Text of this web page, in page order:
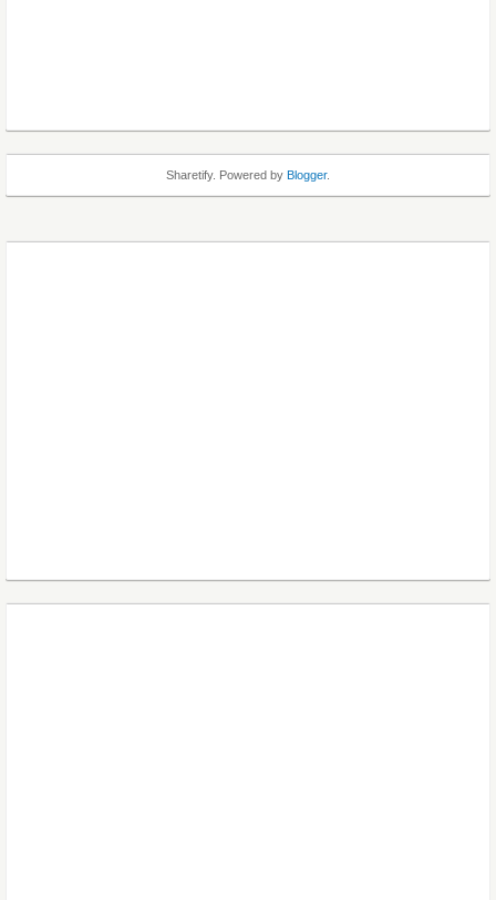
Sharetify. Powered by Blogger.